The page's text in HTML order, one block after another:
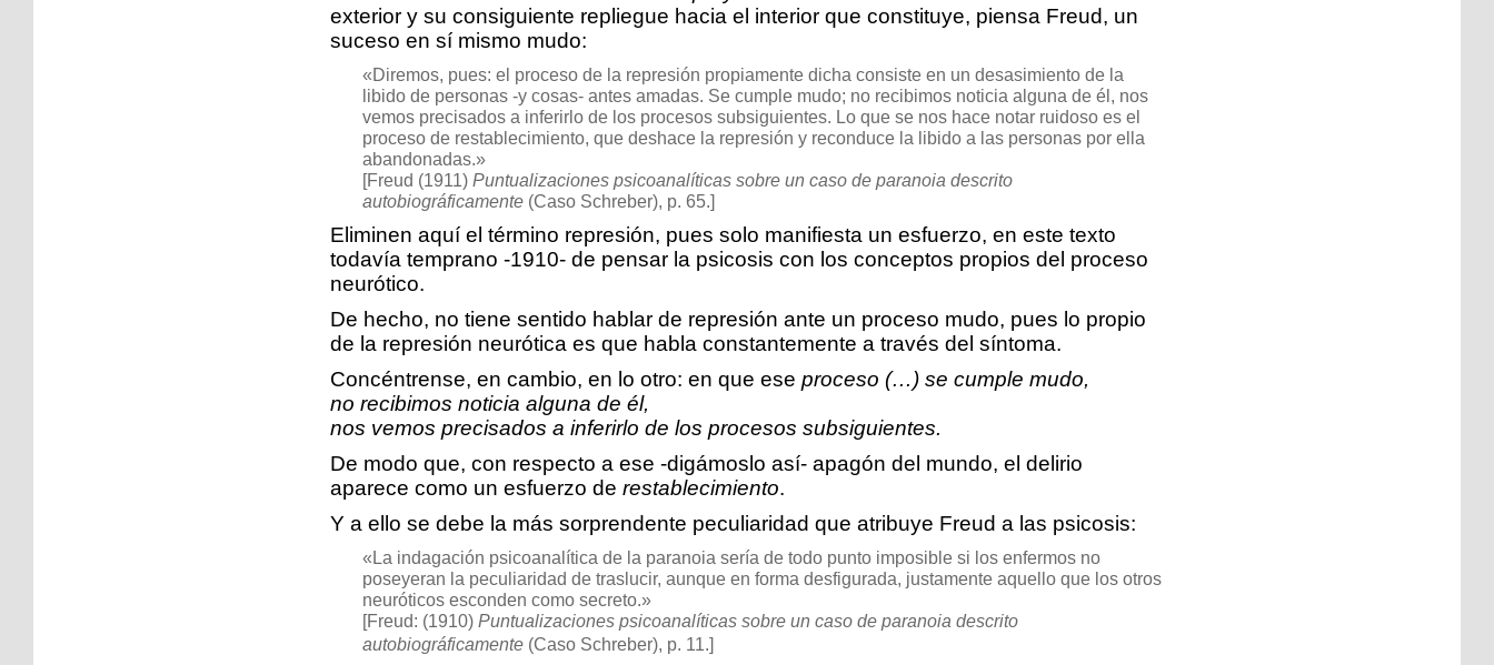
exterior y su consiguiente repliegue hacia el interior que constituye, piensa Freud, un
suceso en sí mismo mudo:
«Diremos, pues: el proceso de la represión propiamente dicha consiste en un desasimiento de la
libido de personas -y cosas- antes amadas. Se cumple mudo; no recibimos noticia alguna de él, nos
vemos precisados a inferirlo de los procesos subsiguientes. Lo que se nos hace notar ruidoso es el
proceso de restablecimiento, que deshace la represión y reconduce la libido a las personas por ella
abandonadas.»
[Freud (1911)Puntualizaciones psicoanalíticas sobre un caso de paranoia descrito
autobiográficamente (Caso Schreber), p. 65.]
Eliminen aquí el término represión, pues solo manifiesta un esfuerzo, en este texto
todavía temprano -1910- de pensar la psicosis con los conceptos propios del proceso
neurótico.
De hecho, no tiene sentido hablar de represión ante un proceso mudo, pues lo propio
de la represión neurótica es que habla constantemente a través del síntoma.
Concéntrense, en cambio, en lo otro: en que ese proceso (…) se cumple mudo,
no recibimos noticia alguna de él,
nos vemos precisados a inferirlo de los procesos subsiguientes.
De modo que, con respecto a ese -digámoslo así- apagón del mundo, el delirio
aparece como un esfuerzo de restablecimiento.
Y a ello se debe la más sorprendente peculiaridad que atribuye Freud a las psicosis:
«La indagación psicoanalítica de la paranoia sería de todo punto imposible si los enfermos no
poseyeran la peculiaridad de traslucir, aunque en forma desfigurada, justamente aquello que los otros
neuróticos esconden como secreto.»
[Freud: (1910)Puntualizaciones psicoanalíticas sobre un caso de paranoia descrito
autobiográficamente (Caso Schreber), p. 11.]